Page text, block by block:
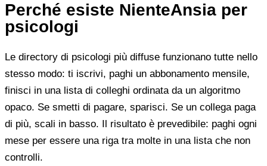
Perché esiste NienteAnsia per
psicologi
Le directory di psicologi più diffuse funzionano tutte nello
stesso modo: ti iscrivi, paghi un abbonamento mensile,
finisci in una lista di colleghi ordinata da un algoritmo
opaco. Se smetti di pagare, sparisci. Se un collega paga
di più, scali in basso. Il risultato è prevedibile: paghi ogni
mese per essere una riga tra molte in una lista che non
controlli.